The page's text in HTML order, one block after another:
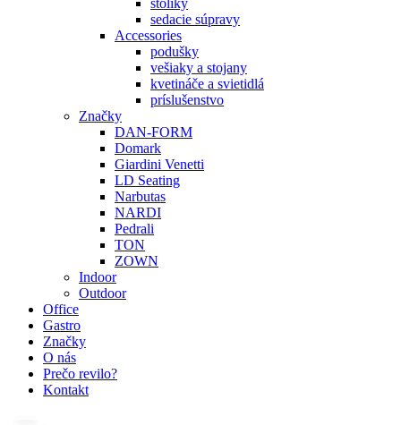
stolíky
sedacie súpravy
Accessories
podušky
vešiaky a stojany
kvetináče a svietidlá
príslušenstvo
Značky
DAN-FORM
Domark
Giardini Venetti
LD Seating
Narbutas
NARDI
Pedrali
TON
ZOWN
Indoor
Outdoor
Office
Gastro
Značky
O nás
Prečo revilo?
Kontakt